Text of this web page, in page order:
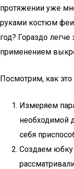
протяжении уже
руками костюм
год? Гораздо
применением
Посмотрим, как
Измеряем
необходимой
себя
Создаем юбку